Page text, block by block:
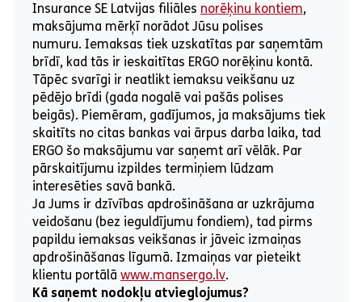
Insurance SE Latvijas filiāles norēķinu kontiem,
maksājuma mērķī norādot Jūsu polises
numuru. Iemaksas tiek uzskatītas par saņemtām
brīdī, kad tās ir ieskaitītas ERGO norēķinu kontā.
Tāpēc svarīgi ir neatlikt iemaksu veikšanu uz
pēdējo brīdi (gada nogalē vai pašās polises
beigās). Piemēram, gadījumos, ja maksājums tiek
skaitīts no citas bankas vai ārpus darba laika, tad
ERGO šo maksājumu var saņemt arī vēlāk. Par
pārskaitījumu izpildes termiņiem lūdzam
interesēties savā bankā.
Ja Jums ir dzīvības apdrošināšana ar uzkrājuma
veidošanu (bez ieguldījumu fondiem), tad pirms
papildu iemaksas veikšanas ir jāveic izmaiņas
apdrošināšanas līgumā. Izmaiņas var pieteikt
klientu portālā www.mansergo.lv.
Kā saņemt nodokļu atvieglojumus?